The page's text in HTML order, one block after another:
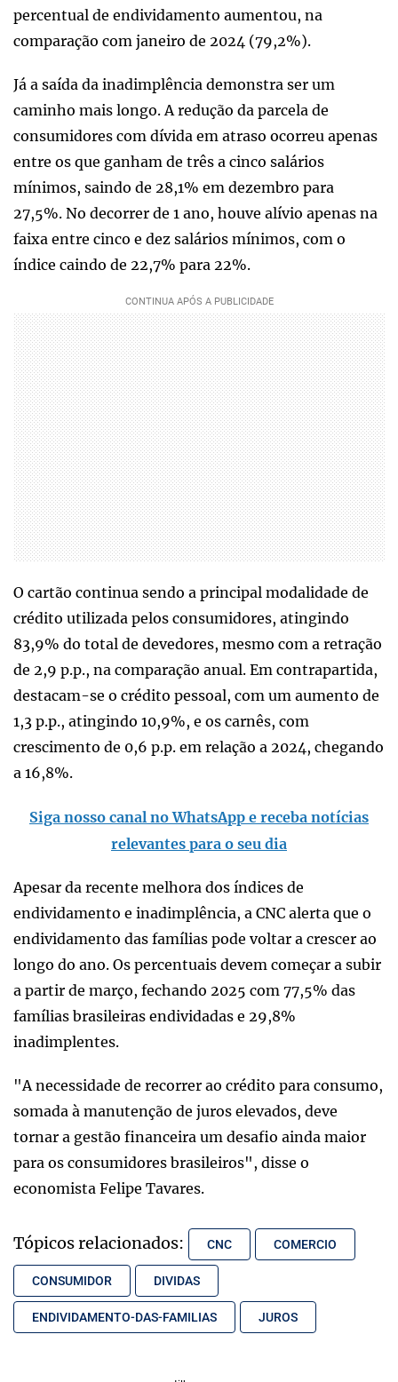
percentual de endividamento aumentou, na
comparação com janeiro de 2024 (79,2%).
Já a saída da inadimplência demonstra ser um
caminho mais longo. A redução da parcela de
consumidores com dívida em atraso ocorreu apenas
entre os que ganham de três a cinco salários
mínimos, saindo de 28,1% em dezembro para
27,5%. No decorrer de 1 ano, houve alívio apenas na
faixa entre cinco e dez salários mínimos, com o
índice caindo de 22,7% para 22%.
O cartão continua sendo a principal modalidade de
crédito utilizada pelos consumidores, atingindo
83,9% do total de devedores, mesmo com a retração
de 2,9 p.p., na comparação anual. Em contrapartida,
destacam-se o crédito pessoal, com um aumento de
1,3 p.p., atingindo 10,9%, e os carnês, com
crescimento de 0,6 p.p. em relação a 2024, chegando
a 16,8%.
Siga nosso canal no WhatsApp e receba notícias
relevantes para o seu dia
Apesar da recente melhora dos índices de
endividamento e inadimplência, a CNC alerta que o
endividamento das famílias pode voltar a crescer ao
longo do ano. Os percentuais devem começar a subir
a partir de março, fechando 2025 com 77,5% das
famílias brasileiras endividadas e 29,8%
inadimplentes.
"A necessidade de recorrer ao crédito para consumo,
somada à manutenção de juros elevados, deve
tornar a gestão financeira um desafio ainda maior
para os consumidores brasileiros", disse o
economista Felipe Tavares.
Tópicos relacionados: CNC COMERCIO
CONSUMIDOR DIVIDAS
ENDIVIDAMENTO-DAS-FAMILIAS JUROS